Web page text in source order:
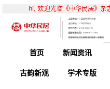
hi, 欢迎光临《中华民居》
首页 新闻资讯
古韵新观
学术专版